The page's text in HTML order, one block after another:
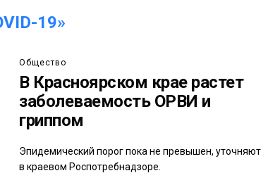
19»
Общество
В Красноярском крае растет
заболеваемость ОРВИ и
гриппом
Эпидемический порог пока не превышен, уточняют
в краевом Роспотребнадзоре.